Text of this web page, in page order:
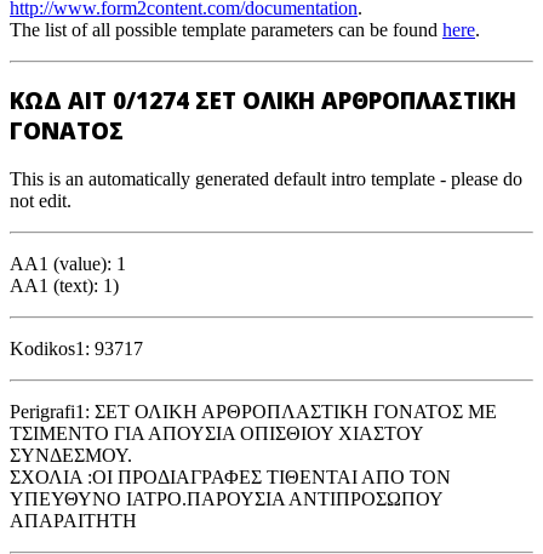
http://www.form2content.com/documentation.
The list of all possible template parameters can be found here.
ΚΩΔ ΑΙΤ 0/1274 ΣΕΤ ΟΛΙΚΗ ΑΡΘΡΟΠΛΑΣΤΙΚΗ
ΓΟΝΑΤΟΣ
This is an automatically generated default intro template - please do
not edit.
AA1 (value): 1
AA1 (text): 1)
Kodikos1: 93717
Perigrafi1: ΣΕΤ ΟΛΙΚΗ ΑΡΘΡΟΠΛΑΣΤΙΚΗ ΓΟΝΑΤΟΣ ΜΕ
ΤΣΙΜΕΝΤΟ ΓΙΑ ΑΠΟΥΣΙΑ ΟΠΙΣΘΙΟΥ ΧΙΑΣΤΟΥ
ΣΥΝΔΕΣΜΟΥ.
ΣΧΟΛΙΑ :ΟΙ ΠΡΟΔΙΑΓΡΑΦΕΣ ΤΙΘΕΝΤΑΙ ΑΠΟ ΤΟΝ
ΥΠΕΥΘΥΝΟ ΙΑΤΡΟ.ΠΑΡΟΥΣΙΑ ΑΝΤΙΠΡΟΣΩΠΟΥ
ΑΠΑΡΑΙΤΗΤΗ